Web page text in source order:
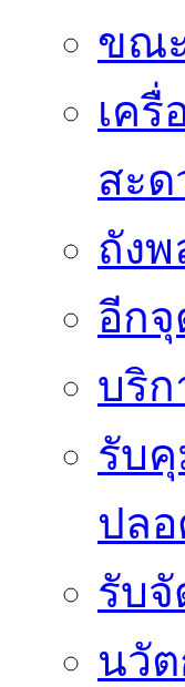
ขณ
เค
สะ
ถัง
อีกจุ
บริ
รับ
ปล
รับ
นวั